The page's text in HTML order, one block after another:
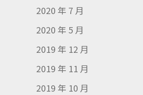
2020 年 7 月
2020 年 5 月
2019 年 12 月
2019 年 11 月
2019 年 10 月